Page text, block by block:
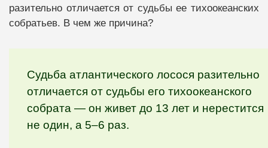
разительно отличается от судьбы ее тихоокеанских
собратьев. В чем же причина?
Судьба атлантического лосося разительно
отличается от судьбы его тихоокеанского
собрата — он живет до 13 лет и нерестится
не один, а 5–6 раз.